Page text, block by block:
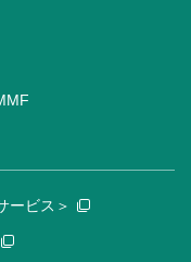
ービス＞